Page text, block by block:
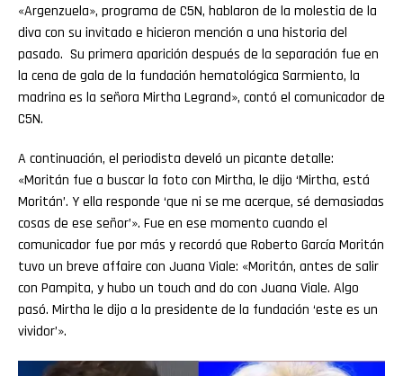
«Argenzuela», programa de C5N, hablaron de la molestia de la
diva con su invitado e hicieron mención a una historia del
pasado. Su primera aparición después de la separación fue en
la cena de gala de la fundación hematológica Sarmiento, la
madrina es la señora Mirtha Legrand», contó el comunicador de
C5N.
A continuación, el periodista develó un picante detalle:
«Moritán fue a buscar la foto con Mirtha, le dijo ‘Mirtha, está
Moritán’. Y ella responde ‘que ni se me acerque, sé demasiadas
cosas de ese señor’». Fue en ese momento cuando el
comunicador fue por más y recordó que Roberto García Moritán
tuvo un breve affaire con Juana Viale: «Moritán, antes de salir
con Pampita, y hubo un touch and do con Juana Viale. Algo
pasó. Mirtha le dijo a la presidente de la fundación ‘este es un
vividor’».